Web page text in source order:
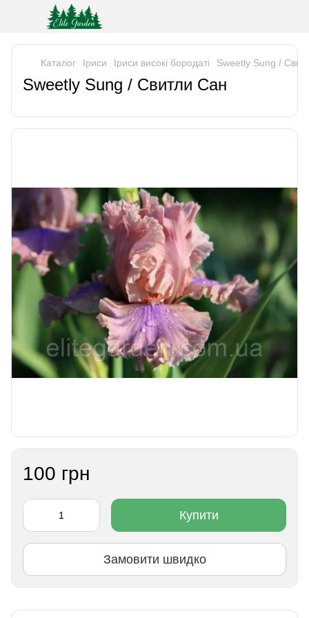
Каталог Iриси Іриси високі бородаті Sweetly Sung /
Sweetly Sung / Свитли Сан
100 грн
Купити
Замовити швидко